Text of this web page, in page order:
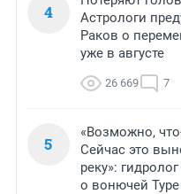
4
Астрологи
Раков о
уже в августе
26 669 7
5
«Возможно,
Сейчас это
реку»:
о вонючей